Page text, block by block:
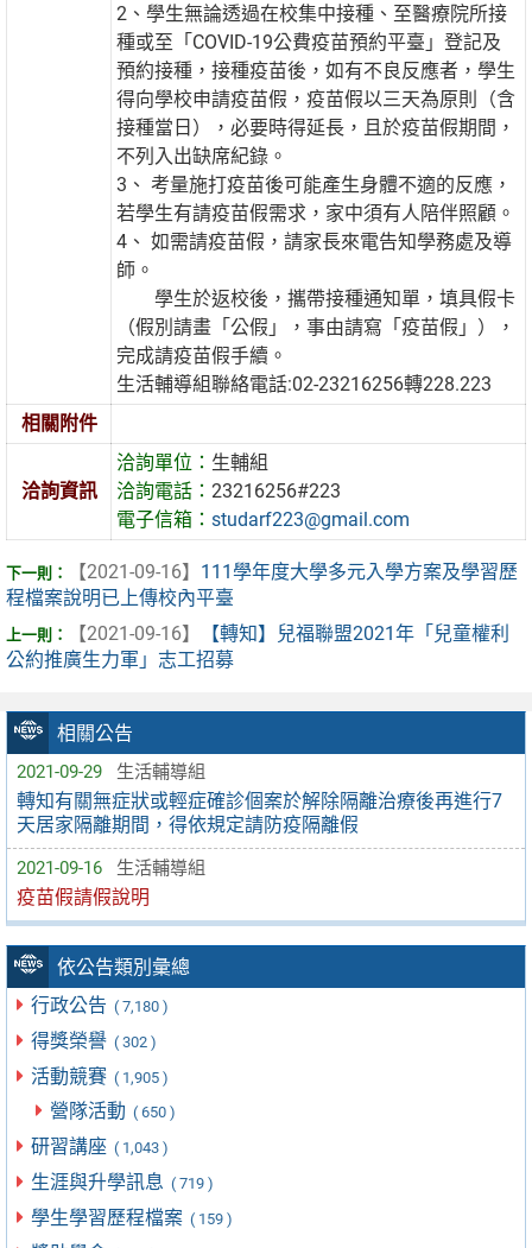
相關公告
2021-09-29 生活輔導組
轉知有關無症狀或輕症確診個案於解除隔離治療後再進行7
天居家隔離期間，得依規定請防疫隔離假
2021-09-16 生活輔導組
疫苗假請假說明
依公告類別彙總
行政公告 ( 7,180 )
得獎榮譽 ( 302 )
活動競賽 ( 1,905 )
營隊活動 ( 650 )
研習講座 ( 1,043 )
生涯與升學訊息 ( 719 )
學生學習歷程檔案 ( 159 )
2、學生無論透過在校集中接種、至醫療院所接
種或至「COVID-19公費疫苗預約平臺」登記及
預約接種，接種疫苗後，如有不良反應者，學生
得向學校申請疫苗假，疫苗假以三天為原則（含
接種當日），必要時得延長，且於疫苗假期間，
不列入出缺席紀錄。
3、 考量施打疫苗後可能產生身體不適的反應，
若學生有請疫苗假需求，家中須有人陪伴照顧。
4、 如需請疫苗假，請家長來電告知學務處及導
師。
學生於返校後，攜帶接種通知單，填具假卡
（假別請畫「公假」，事由請寫「疫苗假」），
完成請疫苗假手續。
生活輔導組聯絡電話:02-23216256轉228.223
相關附件
洽詢資訊
洽詢單位： 生輔組
洽詢電話：23216256#223
電子信箱：studarf223@gmail.com
【2021-09-16】 111學年度大學多元入學方案及學習歷
程檔案說明已上傳校內平臺
【2021-09-16】
【轉知】兒福聯盟2021年「兒童權利
公約推廣生力軍」志工招募